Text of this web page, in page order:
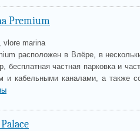
Premium
vlore marina
расположен в Влёре, в
бесплатная частная парковка и
и кабельными каналами, а также